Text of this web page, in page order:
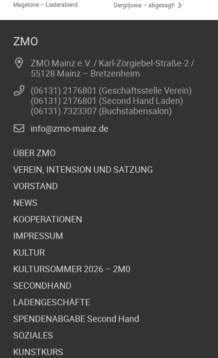
Magelone – Liederabend
Dergiljowa – abgesagt!
ZMO
ZMO Mainz e.V. / Karl-Zörgiebel-Straße-2 /
55128 Mainz – Bretzenheim
(06131) 2176801 (Geschäftsstelle Verein)
(06131) 2176801 (Second Hand Laden)
(06131) 7323307 (Buchstabensalon)
info@zmo-mainz.de
ÜBER ZMO
VEREIN, INTENSION UND SATZUNG
VORSTAND
NEWS
KOOPERATIONEN
IMPRESSUM
KULTUR
KULTURSOMMER 2026 – 2M0
SECONDHAND
LADENGESCHÄFTE
SPENDENABGABE Second Hand
SOZIALES
KUNSTKURS